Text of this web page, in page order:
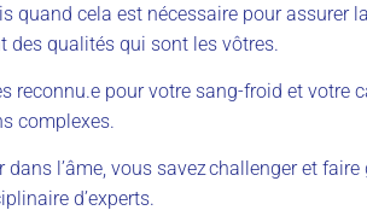
quand cela est nécessaire pour assurer
des qualités qui sont les vôtres.
reconnu.e pour votre sang-froid et votre
complexes.
dans l’âme, vous savez challenger et
d’experts.